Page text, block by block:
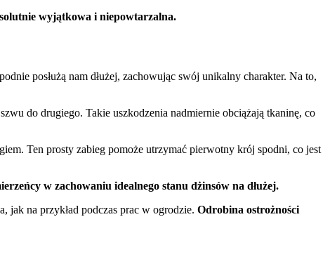
wyjątkowa i niepowtarzalna.
posłużą nam dłużej, zachowując swój unikalny charakter. Na to,
do drugiego. Takie uszkodzenia nadmiernie obciążają tkaninę, co
Ten prosty zabieg pomoże utrzymać pierwotny krój spodni, co jest
w zachowaniu idealnego stanu dżinsów na dłużej.
jak na przykład podczas prac w ogrodzie. Odrobina ostrożności